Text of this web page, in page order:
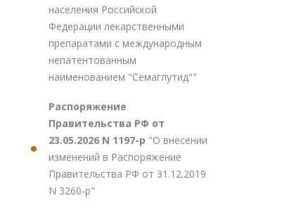
населения Российской
Федерации лекарственными
препаратами с международным
непатентованным
наименованием "Семаглутид""
Распоряжение
Правительства РФ от
23.05.2026 N 1197-р "О внесении
изменений в Распоряжение
Правительства РФ от 31.12.2019
N 3260-р"